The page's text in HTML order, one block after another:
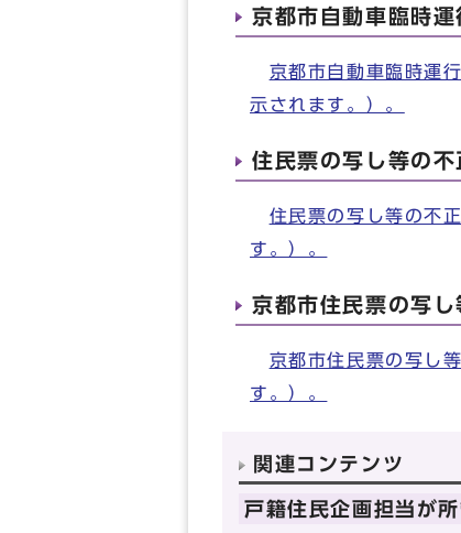
京都市自動車臨時
京都市自動車臨時運
示されます。）。
住民票の写し等の
住民票の写し等の不
す。）。
京都市住民票の写
京都市住民票の写し
す。）。
関連コンテンツ
戸籍住民企画担当が